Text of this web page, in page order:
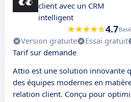
client avec un CRM
intelligent
4.7
Version gratuite Essai gratuit
Tarif sur demande
Attio est une solution innovante
des équipes modernes en
relation client. Conçu pour